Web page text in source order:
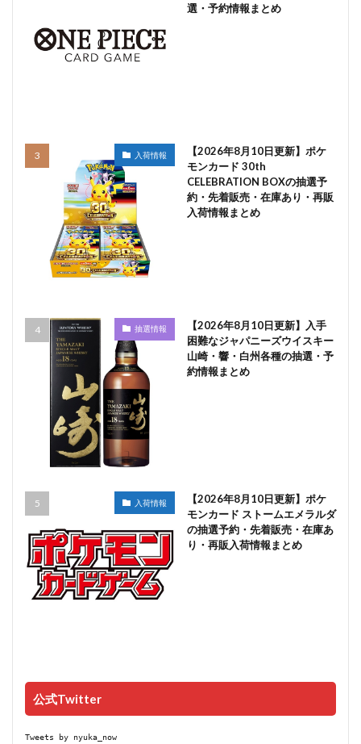
選・予約情報まとめ
入荷情報
【2026年8月10日更新】ポケ
モンカード 30th
CELEBRATION BOXの抽選予
約・先着販売・在庫あり・再販
入荷情報まとめ
抽選情報
【2026年8月10日更新】入手
困難なジャパニーズウイスキー
山崎・響・白州各種の抽選・予
約情報まとめ
入荷情報
【2026年8月10日更新】ポケ
モンカード ストームエメラルダ
の抽選予約・先着販売・在庫あ
り・再販入荷情報まとめ
公式Twitter
Tweets by nyuka_now